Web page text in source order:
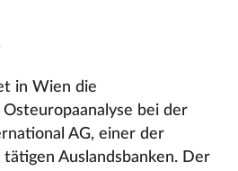
in Wien die
bei der
AG, einer der
Auslandsbanken. Der